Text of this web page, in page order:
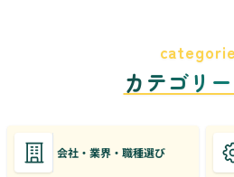
カテゴリ
会社・業界・職種選び